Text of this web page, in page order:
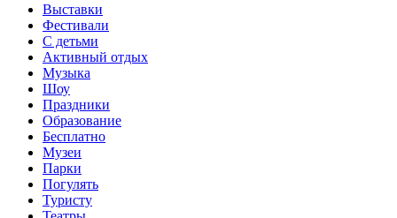
Выставки
Фестивали
С детьми
Активный отдых
Музыка
Шоу
Праздники
Образование
Бесплатно
Музеи
Парки
Погулять
Туристу